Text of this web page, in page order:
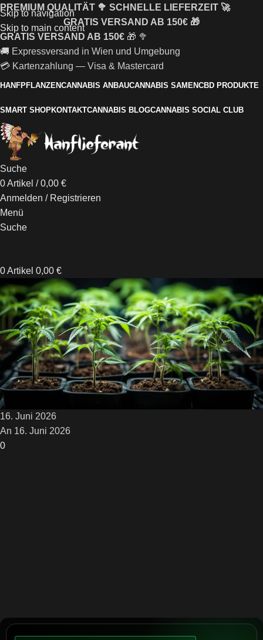
Skip to navigation
Skip to main content
PREMIUM QUALITÄT 🥦 SCHNELLE LIEFERZEIT 🚀
GRATIS VERSAND AB 150€ 🎁
GRATIS VERSAND AB 150€ 🎁 🥦
🚚 Expressversand in Wien und Umgebung
💳 Kartenzahlung — Visa & Mastercard
HANFPFLANZENCANNABIS ANBAUCANNABIS SAMENCBD PRODUKTE
SMART SHOPKONTAKTCANNABIS BLOGCANNABIS SOCIAL CLUB
Suche
0Artikel / 0,00 €
Anmelden / Registrieren
Menü
Suche
0Artikel 0,00 €
Cannabis Blog
Startseite Anleitung zum Cannabis Anbau
Anleitung zum Cannabis Anbau
Cannabis Tschechien: Eigenanbau
& Psilocybin ab 2026 legal
Veröffentlicht von
16. Juni 2026
An 16. Juni 2026
0